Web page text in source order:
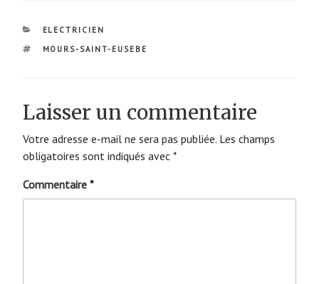
CATÉGORIES
ELECTRICIEN
ÉTIQUETTES
MOURS-SAINT-EUSEBE
Laisser un commentaire
Votre adresse e-mail ne sera pas publiée. Les champs
obligatoires sont indiqués avec *
Commentaire *